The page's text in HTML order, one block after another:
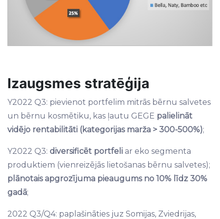
Izaugsmes stratēģija
Y2022 Q3: pievienot portfelim mitrās bērnu salvetes
un bērnu kosmētiku, kas ļautu GEGE palielināt
vidējo rentabilitāti (kategorijas marža > 300-500%);
Y2022 Q3: diversificēt portfeli ar eko segmenta
produktiem (vienreizējās lietošanas bērnu salvetes);
plānotais apgrozījuma pieaugums no 10% līdz 30%
gadā;
2022 Q3/Q4: paplašināties juz Somijas, Zviedrijas,